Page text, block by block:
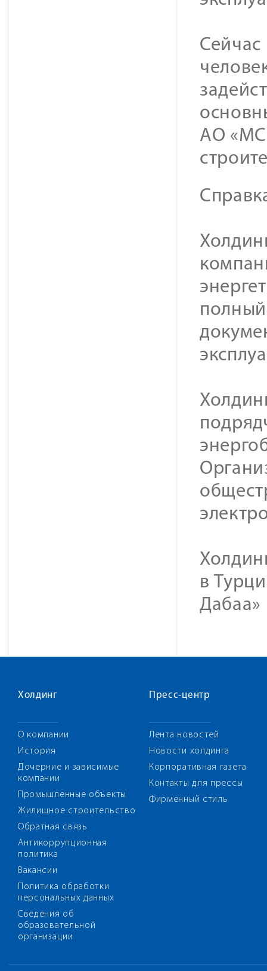
Сейчас
АО
в
Дабаа»
Холдинг
О компании
История
Дочерние и зависимые
компании
Промышленные объекты
Жилищное строительство
Обратная связь
Антикоррупционная
политика
Вакансии
Политика обработки
персональных данных
Сведения об
образовательной
организации
Пресс-центр
Лента новостей
Новости холдинга
Корпоративная газета
Контакты для прессы
Фирменный стиль